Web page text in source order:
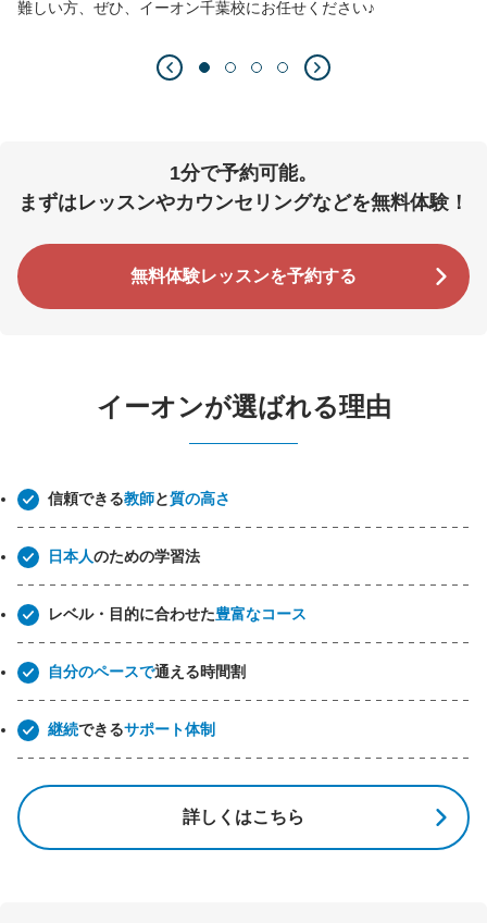
難しい方、ぜひ、イーオン千葉校にお任せください♪
1分で予約可能。
まずはレッスンやカウンセリングなどを無料体験！
無料体験レッスンを予約する
イーオンが選ばれる理由
信頼できる教師と質の高さ
日本人のための学習法
レベル・目的に合わせた豊富なコース
自分のペースで通える時間割
継続できるサポート体制
詳しくはこちら